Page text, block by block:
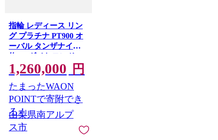
指輪 レディース リン
グ プラチナ PT900 オ
ーバル タンザナイト
約2ct ダイヤモンド
0.6ct 取り巻き 誕生石
大粒 アンティーク ジ
ュエリー 山梨県 南ア
ルプス市 【f297-ta-
pt】 ALPAZ208
1,260,000 円
たまったWAON
POINTで寄附でき
る！
山梨県南アルプ
ス市